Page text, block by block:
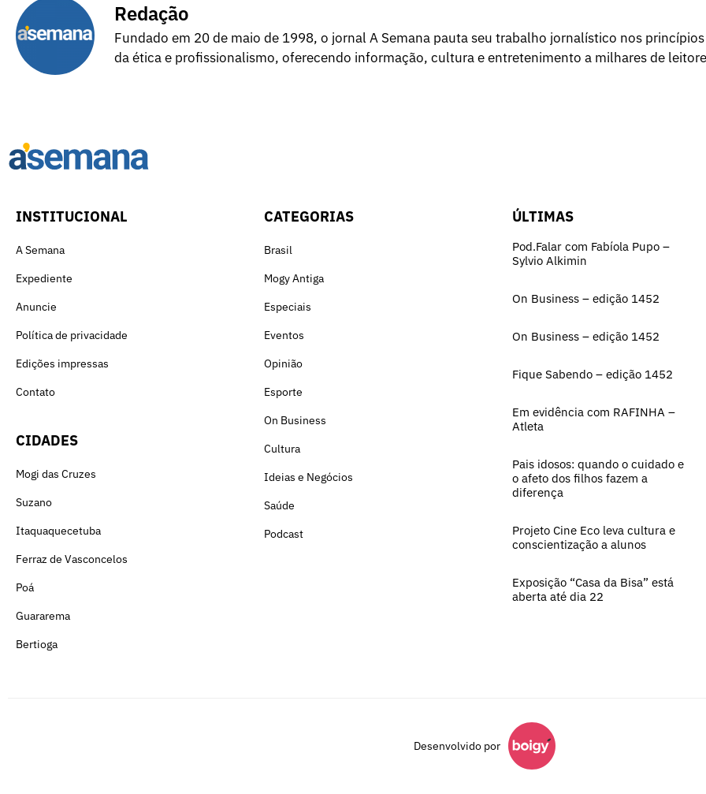
Redação
Fundado em 20 de maio de 1998, o jornal A Semana pauta seu trabalho jornalístico nos princípios
da ética e profissionalismo, oferecendo informação, cultura e entretenimento a milhares de
INSTITUCIONAL
A Semana
Expediente
Anuncie
Política de privacidade
Edições impressas
Contato
CIDADES
Mogi das Cruzes
Suzano
Itaquaquecetuba
Ferraz de Vasconcelos
Poá
Guararema
Bertioga
CATEGORIAS
Brasil
Mogy Antiga
Especiais
Eventos
Opinião
Esporte
On Business
Cultura
Ideias e Negócios
Saúde
Podcast
ÚLTIMAS
Pod.Falar com Fabíola Pupo –
Sylvio Alkimin
On Business – edição 1452
On Business – edição 1452
Fique Sabendo – edição 1452
Em evidência com RAFINHA –
Atleta
Pais idosos: quando o cuidado e
o afeto dos filhos fazem a
diferença
Projeto Cine Eco leva cultura e
conscientização a alunos
Exposição “Casa da Bisa” está
aberta até dia 22
Desenvolvido por